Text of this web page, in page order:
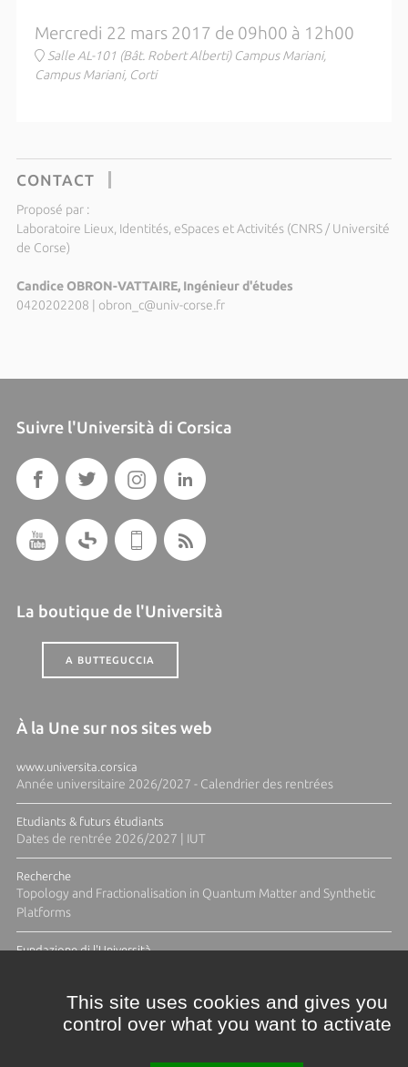
Mercredi 22 mars 2017 de 09h00 à 12h00
Salle AL-101 (Bât. Robert Alberti) Campus Mariani,
Campus Mariani, Corti
CONTACT
Proposé par :
Laboratoire Lieux, Identités, eSpaces et Activités (CNRS / Université
de Corse)
Candice OBRON-VATTAIRE, Ingénieur d'études
0420202208
obron_c@univ-corse.fr
Suivre l'Università di Corsica
La boutique de l'Università
A BUTTEGUCCIA
À la Une sur nos sites web
www.universita.corsica
Année universitaire 2026/2027 - Calendrier des rentrées
Etudiants & futurs étudiants
Dates de rentrée 2026/2027 | IUT
Recherche
Topology and Fractionalisation in Quantum Matter and Synthetic
Platforms
Fundazione di l'Università
This site uses cookies and gives you
control over what you want to activate